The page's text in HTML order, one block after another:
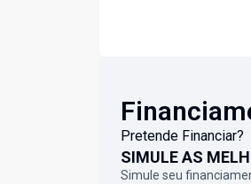
Pretende Financiar?
SIMULE AS
Simule seu